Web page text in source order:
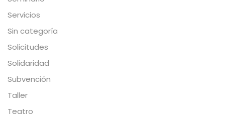
Servicios
Sin categoría
Solicitudes
Solidaridad
Subvención
Taller
Teatro